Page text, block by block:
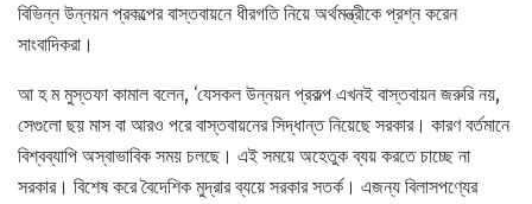
বিভিন্ন উন্নয়ন প্রকল্পের বাস্তবায়নে ধীরগতি নিয়ে অর্থমন্ত্রীকে প্রশ্ন করেন
সাংবাদিকরা।
আ হ ম মুস্তফা কামাল বলেন, ‘যেসকল উন্নয়ন প্রকল্প এখনই বাস্তবায়ন জরুরি নয়,
সেগুলো ছয় মাস বা আরও পরে বাস্তবায়নের সিদ্ধান্ত নিয়েছে সরকার। কারণ বর্তমানে
বিশ্বব্যাপি অস্বাভাবিক সময় চলছে। এই সময়ে অহেতুক ব্যয় করতে চাচ্ছে না
সরকার। বিশেষ করে বৈদেশিক মুদ্রার ব্যয়ে সরকার সতর্ক। এজন্য বিলাসপণ্যের